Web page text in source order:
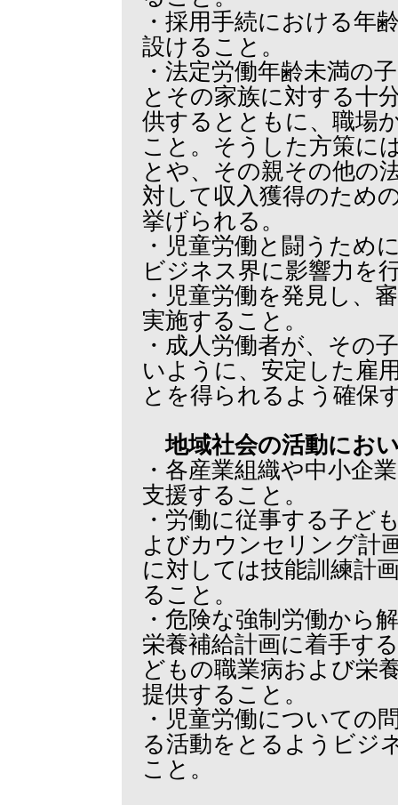
・採用手続における年
設けること。
・法定労働年齢未満の
とその家族に対する十
供するとともに、職場
こと。そうした方策に
とや、その親その他の
対して収入獲得のため
挙げられる。
・児童労働と闘うため
ビジネス界に影響力を
・児童労働を発見し、
実施すること。
・成人労働者が、その
いように、安定した雇
とを得られるよう確保
地域社会の活動にお
・各産業組織や中小企
支援すること。
・労働に従事する子ど
よびカウンセリング計
に対しては技能訓練計
ること。
・危険な強制労働から
栄養補給計画に着手す
どもの職業病および栄
提供すること。
・児童労働についての
る活動をとるようビジ
こと。